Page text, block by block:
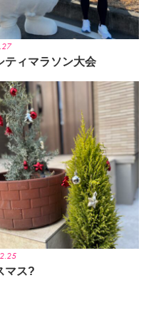
ティマラソン大会
マス?